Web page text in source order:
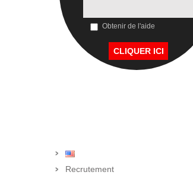
Obtenir de l'aide
Recrutement